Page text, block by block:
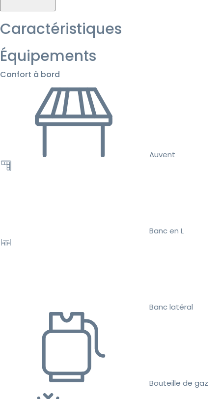
Caractéristiques
Équipements
Confort à bord
Auvent
Banc en L
Banc latéral
Bouteille de gaz